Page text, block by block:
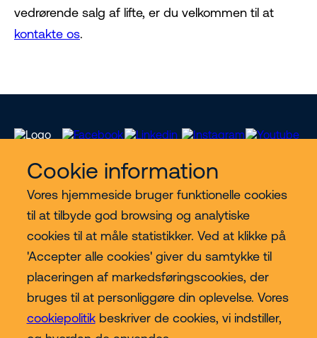
Cookie information
Vores hjemmeside bruger funktionelle cookies
til at tilbyde god browsing og analytiske
cookies til at måle statistikker. Ved at klikke på
'Accepter alle cookies' giver du samtykke til
placeringen af markedsføringscookies, der
bruges til at personliggøre din oplevelse. Vores
cookiepolitikbeskriver de cookies, vi indstiller,
vedrørende salg af lifte, er du velkommen til at
kontakte os.
Vores services
Lift kategorier
Contact